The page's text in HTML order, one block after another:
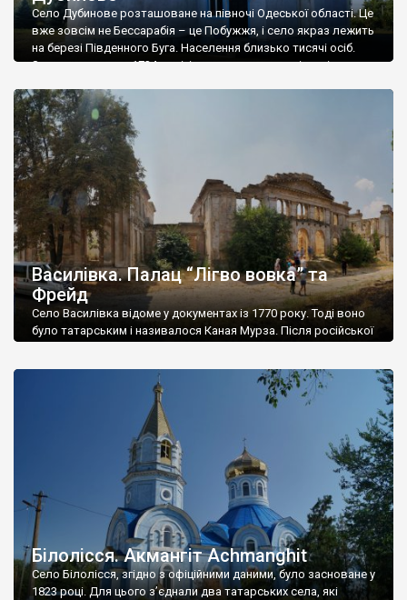
Село Дубинове розташоване на півночі Одеської області. Це
вже зовсім не Бессарабія – це Побужжя, і село якраз лежить
на березі Південного Буга. Населення близько тисячі осіб.
Заснували село у 1724 році, і воно суттєво старіше ніж
столітті. Історія села Дубинове є на Вікіпедії – почитайте,
якщо […]
Василівка. Палац “Лігво вовка” та
Фрейд
Село Василівка відоме у документах із 1770 року. Тоді воно
було татарським і називалося Каная Мурза. Після російської
називатися Василівкою – зрозуміти непросто, але на
початку 20 століття назва була – Василівка. У 1830-1850-ті
Білолісся. Акмангіт Achmanghit
Село Білолісся, згідно з офіційними даними, було засноване у
1823 році. Для цього з’єднали два татарських села, які